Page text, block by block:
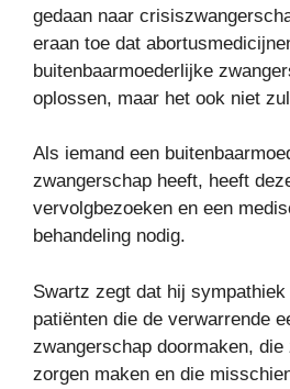
gedaan naar
eraan toe dat
buitenbaarmoederlijke
oplossen, maar het ook niet
Als iemand een
zwangerschap heeft, heeft
vervolgbezoeken en een
behandeling nodig.
Swartz zegt dat hij
patiënten die de verwarrende
zwangerschap doormaken,
zorgen maken en die